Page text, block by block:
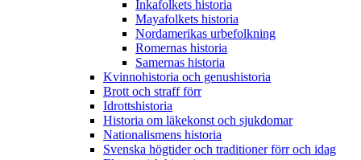
Inkafolkets historia
Mayafolkets historia
Nordamerikas urbefolkning
Romernas historia
Samernas historia
Kvinnohistoria och genushistoria
Brott och straff förr
Idrottshistoria
Historia om läkekonst och sjukdomar
Nationalismens historia
Svenska högtider och traditioner förr och idag